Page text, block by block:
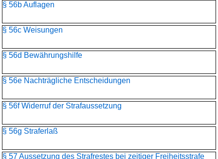
§ 56b Auflagen
§ 56c Weisungen
§ 56d Bewährungshilfe
§ 56e Nachträgliche Entscheidungen
§ 56f Widerruf der Strafaussetzung
§ 56g Straferlaß
§ 57 Aussetzung des Strafrestes bei zeitiger Freiheitsstrafe